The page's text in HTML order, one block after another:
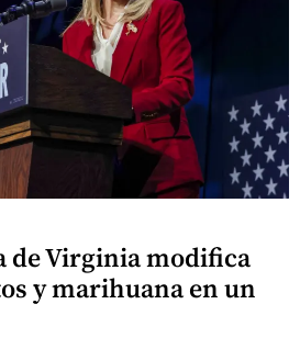
de Virginia modifica
y marihuana en un